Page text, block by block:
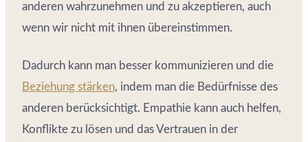
anderen wahrzunehmen und zu akzeptieren, auch
wenn wir nicht mit ihnen übereinstimmen.
Dadurch kann man besser kommunizieren und die
Beziehung stärken, indem man die Bedürfnisse des
anderen berücksichtigt. Empathie kann auch helfen,
Konflikte zu lösen und das Vertrauen in der